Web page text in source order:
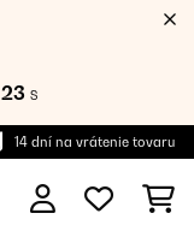
23 S
14 dní na vrátenie tovaru